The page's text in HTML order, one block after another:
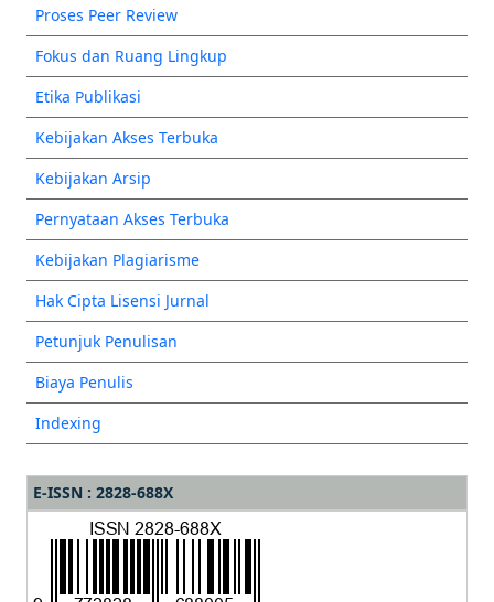
Proses Peer Review
Fokus dan Ruang Lingkup
Etika Publikasi
Kebijakan Akses Terbuka
Kebijakan Arsip
Pernyataan Akses Terbuka
Kebijakan Plagiarisme
Hak Cipta Lisensi Jurnal
Petunjuk Penulisan
Biaya Penulis
Indexing
E-ISSN : 2828-688X